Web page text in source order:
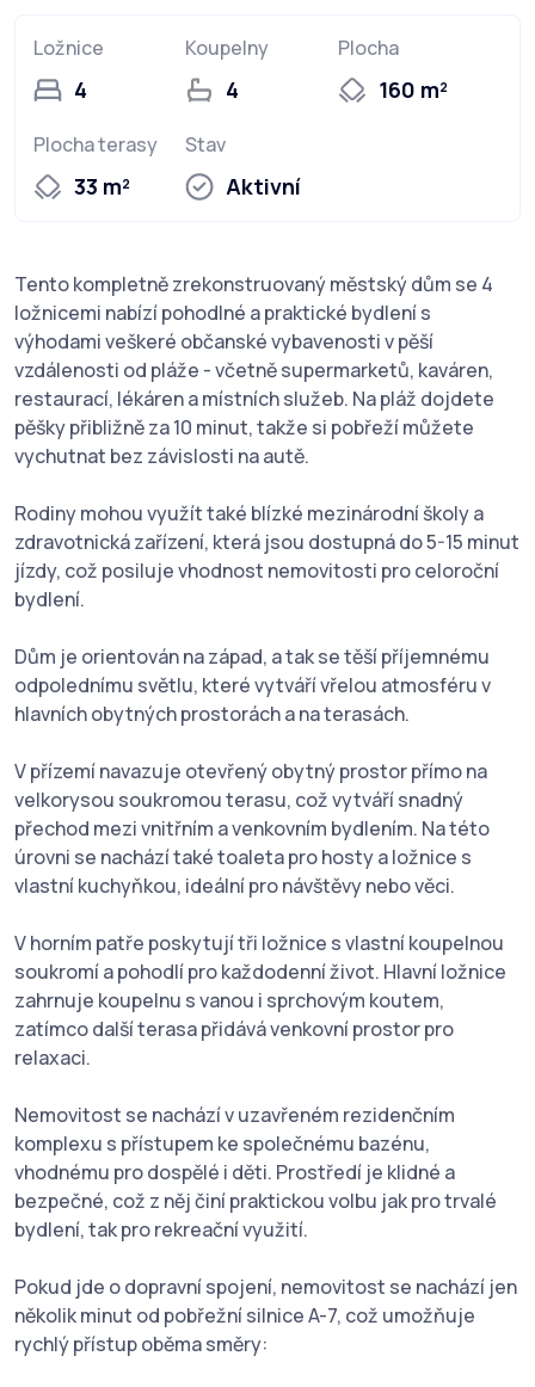
Ložnice
4
Koupelny
4
Plocha
160 m²
Plocha terasy
33 m²
Stav
Aktivní
Tento kompletně zrekonstruovaný městský dům se 4
ložnicemi nabízí pohodlné a praktické bydlení s
výhodami veškeré občanské vybavenosti v pěší
vzdálenosti od pláže - včetně supermarketů, kaváren,
restaurací, lékáren a místních služeb. Na pláž dojdete
pěšky přibližně za 10 minut, takže si pobřeží můžete
vychutnat bez závislosti na autě.
Rodiny mohou využít také blízké mezinárodní školy a
zdravotnická zařízení, která jsou dostupná do 5-15 minut
jízdy, což posiluje vhodnost nemovitosti pro celoroční
bydlení.
Dům je orientován na západ, a tak se těší příjemnému
odpolednímu světlu, které vytváří vřelou atmosféru v
hlavních obytných prostorách a na terasách.
V přízemí navazuje otevřený obytný prostor přímo na
velkorysou soukromou terasu, což vytváří snadný
přechod mezi vnitřním a venkovním bydlením. Na této
úrovni se nachází také toaleta pro hosty a ložnice s
vlastní kuchyňkou, ideální pro návštěvy nebo věci.
V horním patře poskytují tři ložnice s vlastní koupelnou
soukromí a pohodlí pro každodenní život. Hlavní ložnice
zahrnuje koupelnu s vanou i sprchovým koutem,
zatímco další terasa přidává venkovní prostor pro
relaxaci.
Nemovitost se nachází v uzavřeném rezidenčním
komplexu s přístupem ke společnému bazénu,
vhodnému pro dospělé i děti. Prostředí je klidné a
bezpečné, což z něj činí praktickou volbu jak pro trvalé
bydlení, tak pro rekreační využití.
Pokud jde o dopravní spojení, nemovitost se nachází jen
několik minut od pobřežní silnice A-7, což umožňuje
rychlý přístup oběma směry: